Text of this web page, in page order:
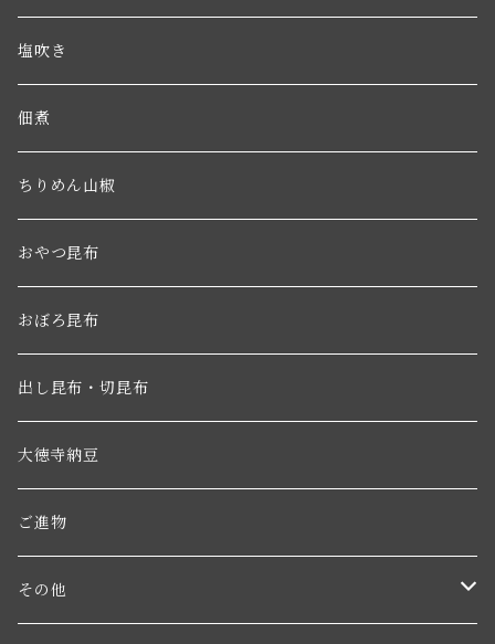
塩吹き
佃煮
ちりめん山椒
おやつ昆布
おぼろ昆布
出し昆布・切昆布
大徳寺納豆
ご進物
その他